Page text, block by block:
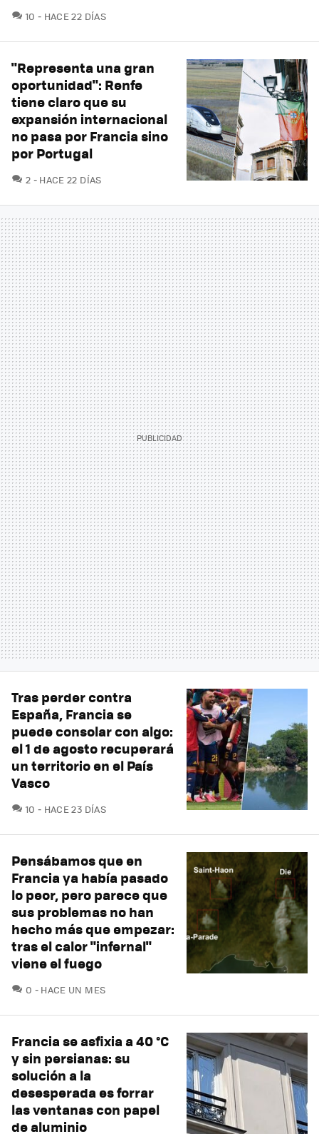
10 COMENTARIOS
HACE 22 DÍAS
"Representa una gran
oportunidad": Renfe
tiene claro que su
expansión internacional
no pasa por Francia sino
por Portugal
2 COMENTARIOS
HACE 22 DÍAS
Tras perder contra
España, Francia se
puede consolar con algo:
el 1 de agosto recuperará
un territorio en el País
Vasco
10 COMENTARIOS
HACE 23 DÍAS
Pensábamos que en
Francia ya había pasado
lo peor, pero parece que
sus problemas no han
hecho más que empezar:
tras el calor "infernal"
viene el fuego
0 COMENTARIOS
HACE UN MES
Francia se asfixia a 40 °C
y sin persianas: su
solución a la
desesperada es forrar
las ventanas con papel
de aluminio